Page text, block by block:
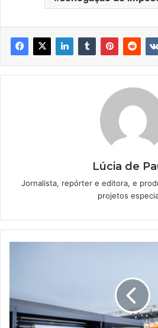
Lúcia de
Jornalista, repórter e editora, e
projetos
em
Label,
Você